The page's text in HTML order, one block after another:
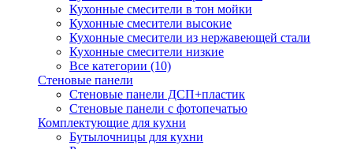
Кухонные смесители в тон мойки
Кухонные смесители высокие
Кухонные смесители из нержавеющей стали
Кухонные смесители низкие
Все категории (10)
Стеновые панели
Стеновые панели ДСП+пластик
Стеновые панели с фотопечатью
Комплектующие для кухни
Бутылочницы для кухни